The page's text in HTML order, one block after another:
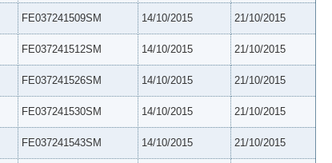
FE037241509SM 14/10/2015 21/10/2015
FE037241512SM 14/10/2015 21/10/2015
FE037241526SM 14/10/2015 21/10/2015
FE037241530SM 14/10/2015 21/10/2015
FE037241543SM 14/10/2015 21/10/2015